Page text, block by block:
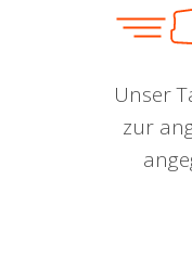
Unser
zur